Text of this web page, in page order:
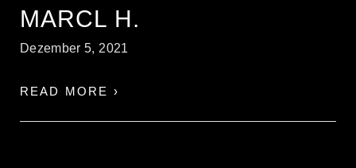
MARCL H.
Dezember 5, 2021
READ MORE ›